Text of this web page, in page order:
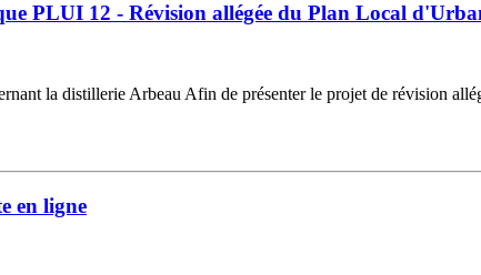
PLUI 12 - Révision allégée du Plan Local
la distillerie Arbeau Afin de présenter le projet de révision
en ligne